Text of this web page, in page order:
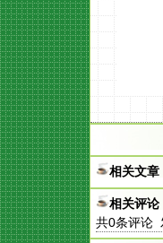
相关文章
相关评论
共0条评论